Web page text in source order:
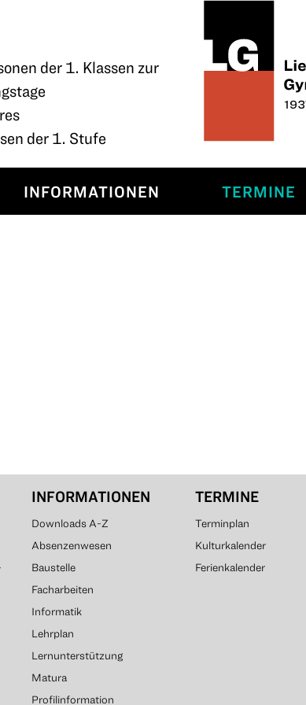
der 1. Klassen zur
der 1. Stufe
INFORMATIONEN TERMINE
INFORMATIONEN
Downloads A-Z
Absenzenwesen
Baustelle
Facharbeiten
Informatik
Lehrplan
Lernunterstützung
Matura
Profilinformation
TERMINE
Terminplan
Kulturkalender
Ferienkalender